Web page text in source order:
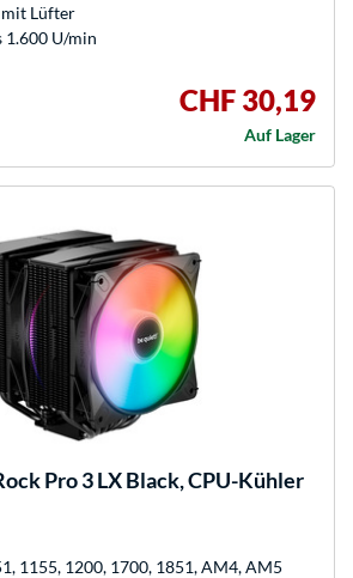
Lüfter
1.600 U/min
CHF 30,19
Auf Lager
Pro 3 LX Black, CPU-Kühler
1155, 1200, 1700, 1851, AM4, AM5